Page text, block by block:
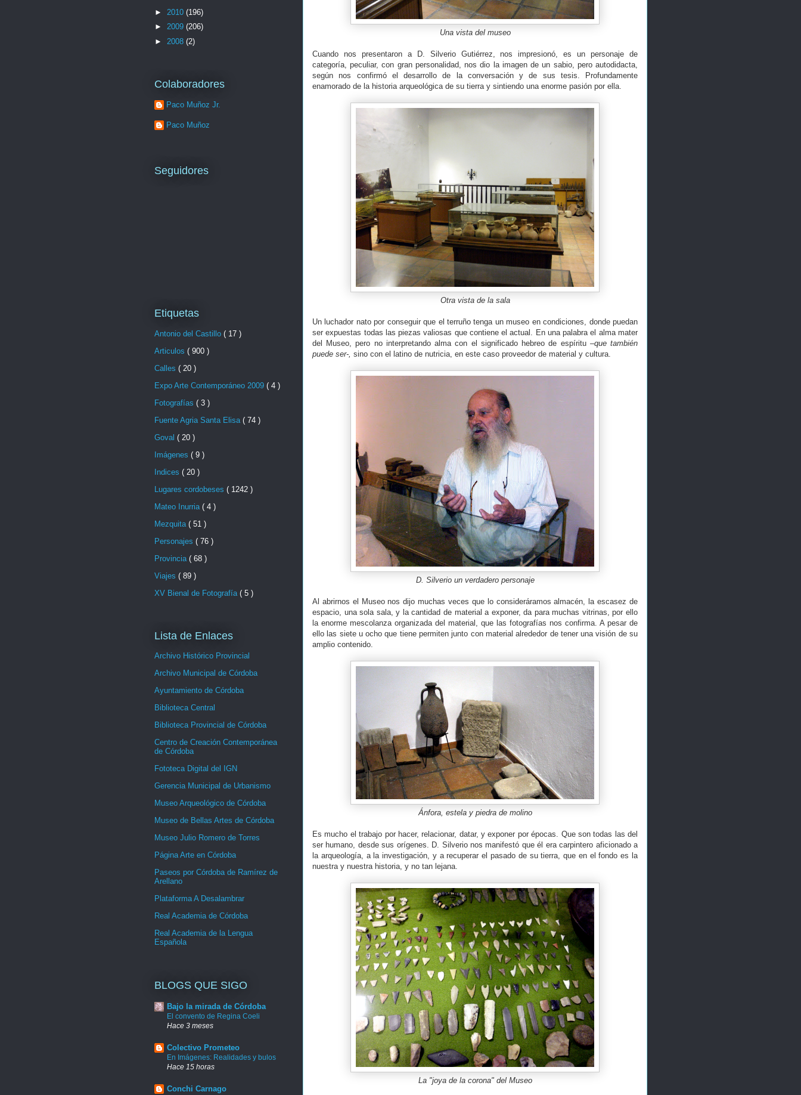
Una vista del museo
Cuando nos presentaron a D. Silverio Gutiérrez, nos impresionó, es un personaje de
categoría, peculiar, con gran personalidad, nos dio la imagen de un sabio, pero autodidacta,
según nos confirmó el desarrollo de la conversación y de sus tesis. Profundamente
enamorado de la historia arqueológica de su tierra y sintiendo una enorme pasión por ella.
Otra vista de la sala
Un luchador nato por conseguir que el terruño tenga un museo en condiciones, donde puedan
ser expuestas todas las piezas valiosas que contiene el actual. En una palabra el alma mater
del Museo, pero no interpretando alma con el significado hebreo de espíritu –que también
puede ser-, sino con el latino de nutricia, en este caso proveedor de material y cultura.
D. Silverio un verdadero personaje
Al abrirnos el Museo nos dijo muchas veces que lo consideráramos almacén, la escasez de
espacio, una sola sala, y la cantidad de material a exponer, da para muchas vitrinas, por ello
la enorme mescolanza organizada del material, que las fotografías nos confirma. A pesar de
ello las siete u ocho que tiene permiten junto con material alrededor de tener una visión de su
amplio contenido.
Ánfora, estela y piedra de molino
Es mucho el trabajo por hacer, relacionar, datar, y exponer por épocas. Que son todas las del
ser humano, desde sus orígenes. D. Silverio nos manifestó que él era carpintero aficionado a
la arqueología, a la investigación, y a recuperar el pasado de su tierra, que en el fondo es la
nuestra y nuestra historia, y no tan lejana.
La "joya de la corona" del Museo
► 2010 (196)
► 2009 (206)
► 2008 (2)
Colaboradores
Paco Muñoz Jr.
Paco Muñoz
Seguidores
Etiquetas
Antonio del Castillo ( 17 )
Articulos ( 900 )
Calles ( 20 )
Expo Arte Contemporáneo 2009 ( 4 )
Fotografías ( 3 )
Fuente Agria Santa Elisa ( 74 )
Goval ( 20 )
Imágenes ( 9 )
Indices ( 20 )
Lugares cordobeses ( 1242 )
Mateo Inurria ( 4 )
Mezquita ( 51 )
Personajes ( 76 )
Provincia ( 68 )
Viajes ( 89 )
XV Bienal de Fotografía ( 5 )
Lista de Enlaces
Archivo Histórico Provincial
Archivo Municipal de Córdoba
Ayuntamiento de Córdoba
Biblioteca Central
Biblioteca Provincial de Córdoba
Centro de Creación Contemporánea
de Córdoba
Fototeca Digital del IGN
Gerencia Municipal de Urbanismo
Museo Arqueológico de Córdoba
Museo de Bellas Artes de Córdoba
Museo Julio Romero de Torres
Página Arte en Córdoba
Paseos por Córdoba de Ramírez de
Arellano
Plataforma A Desalambrar
Real Academia de Córdoba
Real Academia de la Lengua
Española
BLOGS QUE SIGO
Bajo la mirada de Córdoba
El convento de Regina Coeli
Hace 3 meses
Colectivo Prometeo
En Imágenes: Realidades y bulos
Hace 15 horas
Conchi Carnago